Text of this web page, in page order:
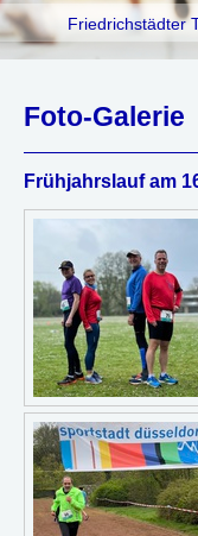
Friedrichstädter
Foto-Galerie
Frühjahrslauf am